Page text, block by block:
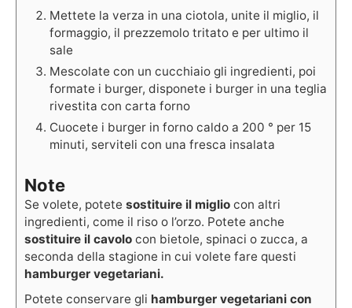
Mettete la verza in una ciotola, unite il miglio, il
formaggio, il prezzemolo tritato e per ultimo il
sale
Mescolate con un cucchiaio gli ingredienti, poi
formate i burger, disponete i burger in una teglia
rivestita con carta forno
Cuocete i burger in forno caldo a 200 ° per 15
minuti, serviteli con una fresca insalata
Note
Se volete, potete sostituire il miglio con altri
ingredienti, come il riso o l’orzo. Potete anche
sostituire il cavolo con bietole, spinaci o zucca, a
seconda della stagione in cui volete fare questi
hamburger vegetariani.
Potete conservare gli hamburger vegetariani con